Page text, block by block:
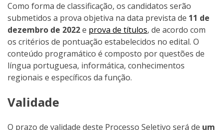
Como forma de classificação, os candidatos serão
submetidos a prova objetiva na data prevista de 11 de
dezembro de 2022e prova de títulos, de acordo com
os critérios de pontuação estabelecidos no edital. O
conteúdo programático é composto por questões de
língua portuguesa, informática, conhecimentos
regionais e específicos da função.
Validade
O prazo de validade deste Processo Seletivo será de um